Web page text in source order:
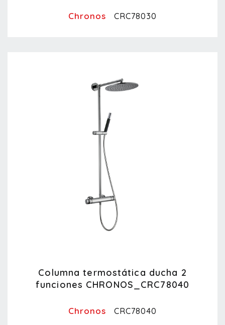
Chronos CRC78030
Columna termostática ducha 2
funciones CHRONOS_CRC78040
Chronos CRC78040